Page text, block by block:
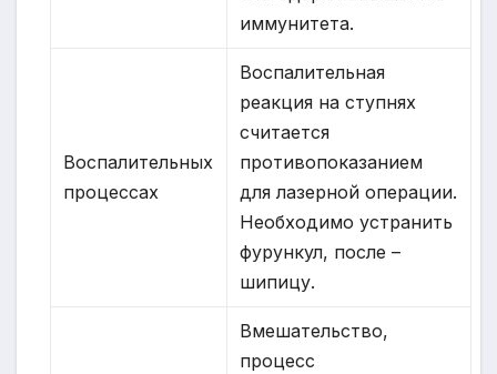
иммунитета.
Воспалительных
процессах
Воспалительная
реакция на ступнях
считается
противопоказанием
для лазерной операции.
Необходимо устранить
фурункул, после –
шипицу.
Вмешательство,
процесс